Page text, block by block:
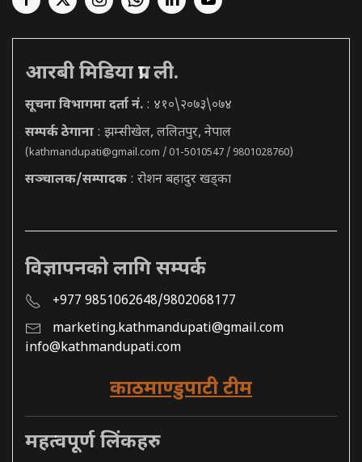
आरबी मिडिया प्रा. ली.
सूचना विभागमा दर्ता नं. : ४१०\२०७३\०७४
सम्पर्क ठेगाना : झम्सीखेल, ललितपुर, नेपाल
(kathmandupati@gmail.com / 01-5010547 / 9801028760)
सञ्चालक/सम्पादक : रोशन बहादुर खड्का
विज्ञापनको लागि सम्पर्क
+977 9851062648/9802068177
marketing.kathmandupati@gmail.com
info@kathmandupati.com
काठमाण्डुपाटी टीम
महत्वपूर्ण लिंकहरु